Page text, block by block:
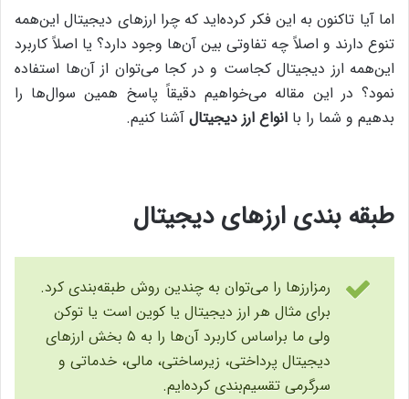
اما آیا تاکنون به این فکر کرده‌اید که چرا ارزهای دیجیتال این‌همه
تنوع دارند و اصلاً چه تفاوتی بین آن‌ها وجود دارد؟ یا اصلاً کاربرد
این‌همه ارز دیجیتال کجاست و در کجا می‌توان از آن‌ها استفاده
نمود؟ در این مقاله می‌خواهیم دقیقاً پاسخ همین سوال‌ها را
بدهیم و شما را با انواع ارز دیجیتال آشنا کنیم.
طبقه بندی ارزهای دیجیتال
رمزارزها را می‌توان به چندین روش طبقه‌بندی کرد.
برای مثال هر ارز دیجیتال یا کوین است یا توکن
ولی ما براساس کاربرد آن‌ها را به ۵ بخش ارزهای
دیجیتال پرداختی، زیرساختی، مالی، خدماتی و
سرگرمی تقسیم‌بندی کرده‌ایم.